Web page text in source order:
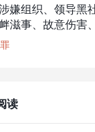
嫌组织、领导黑
滋事、故意伤害
读